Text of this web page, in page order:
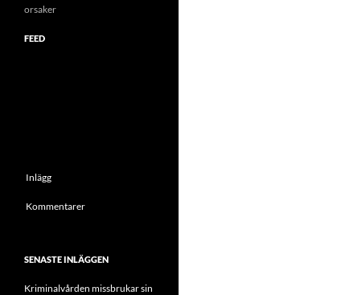
orsaker
FEED
Inlägg
Kommentarer
SENASTE INLÄGGEN
Kriminalvården missbrukar sin